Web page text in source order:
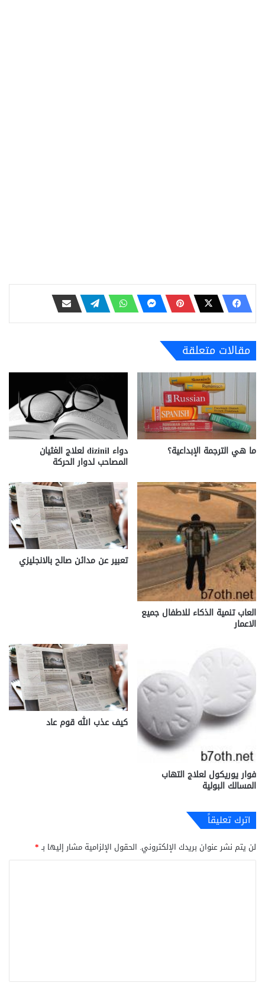
مقالات متعلقة
ما هي الترجمة الإبداعية؟ دواء dizinil لعلاج الغثيان
المصاحب لدوار الحركة
العاب تنمية الذكاء للاطفال جميع
الاعمار
تعبير عن مدائن صالح بالانجليزي
فوار يوريكول لعلاج التهاب
المسالك البولية
كيف عذب الله قوم عاد
اترك تعليقاً
لن يتم نشر عنوان بريدك الإلكتروني. الحقول الإلزامية مشار إليها بـ*